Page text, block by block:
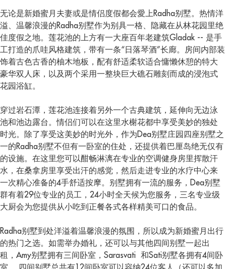
无论是新婚蜜月夫妻或是情侣度假都会愛上Radha别墅。热情洋
溢、温馨浪漫的Radha别墅作为别具一格、隐藏在从林花园里绝
佳度假之地。莲花池的上方有一大座百年老建筑Gladak -- 是手
工打造的爪哇风格建筑，带有一条“日落琴酒”长廊。房间内部装
饰着古色古香的柚木地板，配有舒适柔软适合慵懒休憩的特大
豪华双人床，以及两个采用一整块巨大礁石雕刻而成的浸泡式
花园浴缸。
穿过岩石潭，莲花池连接着另外一个古典建筑，延伸向无边泳
池和池边露台。情侣们可以在这里水榭花都中享受美妙的独处
时光。除了享受这美妙的时光外，作为Dea别墅庄园四座别墅之
一的Radha别墅不但有一卧室的住处，还提供着巴厘岛绝无仅有
的设施。在这里您可以酣畅淋漓在专业的空调健身房里挥散汗
水，在桑拿房里享受出汗的感觉，然后走进专业的水疗中心来
一次精心准备的4手舒适按摩。别墅拥有一流的服务，Dea别墅
群有着29位专业的员工，24小时全天候为您服务，三名专业级
大厨会为您提供从小吃到正餐各式各样精美可口的食品。
Radha别墅到处洋溢着温馨浪漫的氛围，所以成为新婚蜜月出行
的热门之选。如需举办婚礼，还可以与其他四间别墅一起出
租，Amy别墅拥有三间卧室，Sarasvati 和Sati别墅各拥有4间卧
室。 四间别墅总共有12间卧室可以容纳24位客人（还可以多加